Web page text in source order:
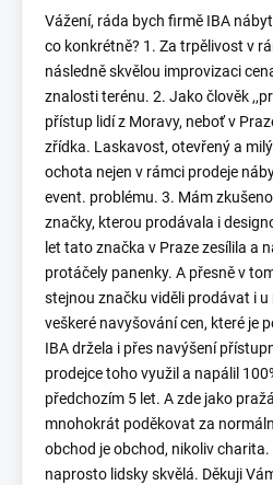
Vážení, ráda bych firmě IBA
co konkrétně? 1. Za trpělivost v
následně skvělou improvizaci
znalosti terénu. 2. Jako člověk
přístup lidí z Moravy, neboť v
zřídka. Laskavost, otevřený a
ochota nejen v rámci prodeje
event. problému. 3. Mám
značky, kterou prodávala i
let tato značka v Praze zesílila a
protáčely panenky. A přesně v
stejnou značku viděli prodávat i
veškeré navyšování cen, které je
IBA držela i přes navýšení
prodejce toho využil a napálil
předchozím 5 let. A zde jako
mnohokrát poděkovat za
obchod je obchod, nikoliv
naprosto lidsky skvělá. Děkuji